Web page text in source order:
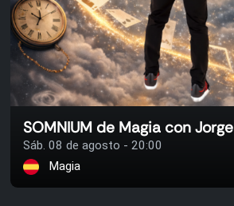
SOMNIUM de Magia con Jorge
Sáb. 08 de agosto - 20:00
Magia